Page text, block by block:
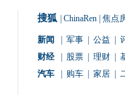
搜狐 ChinaRen 焦点
新闻 军事 公益
财经
股票 理财
汽车
购车 家居